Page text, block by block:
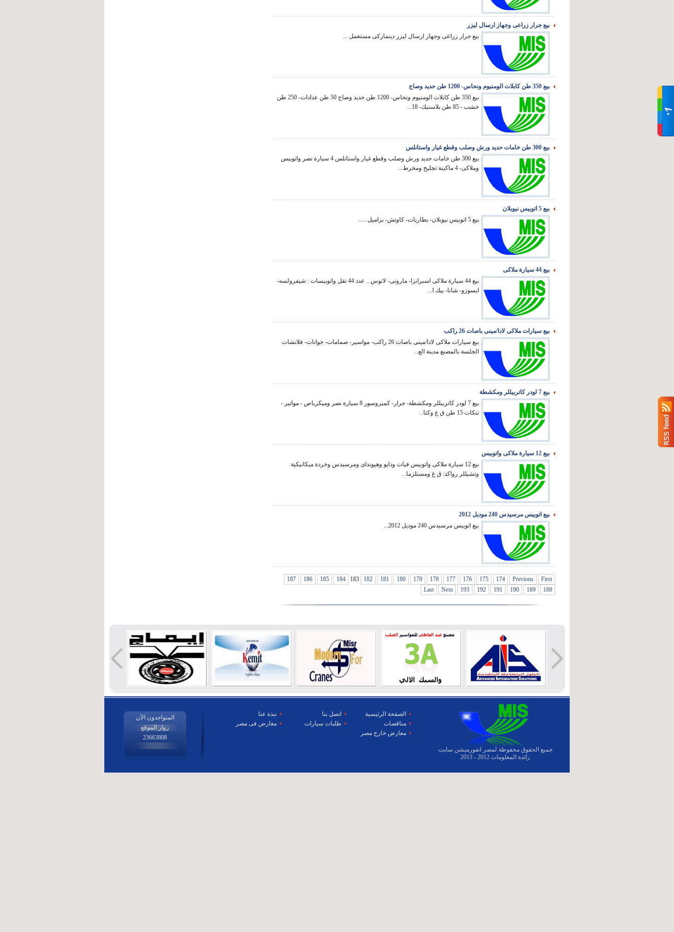
First
Previous
174
175
176
177
178
179
180
181
182
184
185
186
187
188
189
190
191
192
193
Next
Last
بيع جرار زراعى وجهاز ارسال ليزر
بيع جرار زراعى وجهاز ارسال ليزر دينماركى مستعمل ...
بيع 350 طن كابلات الومنيوم ونحاس- 1200 طن حديد وصاج
بيع 350 طن كابلات الومنيوم ونحاس- 1200 طن حديد وصاج 50 طن عدادات- 250 طن
خشب - 85 طن بلاستيك- 18...
بيع 300 طن خامات حديد ورش وصلب وقطع غيار واستانلس
بيع 300 طن خامات حديد ورش وصلب وقطع غيار واستانلس 4 سيارة نصر واتوبيس
وملاكى- 4 ماكينة تجليخ ومخرط...
بيع 5 اتوبيس نيوبلان
بيع 5 اتوبيس نيوبلان- بطاريات- كاوتش- براميل......
بيع 44 سيارة ملاكى
بيع 44 سيارة ملاكى اسبرانزا- ماروتى- لانوس... عدد 44 نقل واتوبيسات : شيفرولسه-
ايسوزو- شانا- بيك ا...
بيع سيارات ملاكى لادا/مينى باصات 26 راكب
بيع سيارات ملاكى لادا/مينى باصات 26 راكب- مواسير- صمامات- جوانات- فلانشات
الجلسة بالمصنع مدينة الع...
بيع 7 لودر كاتربيللر ومكشطة
بيع 7 لودر كاتربيللر ومكشطة- جرار- كمبروسور 8 سيارة نصر وميكرباص - مواتير -
تنكات 15 طن ق غ وكتا...
بيع 12 سيارة ملاكى واتوبيس
بيع 12 سيارة ملاكى واتوبيس فيات ودايو وهيونداى ومرسيدس وخردة ميكانيكية
وتشيللر رواكد: ق غ ومستلزما...
بيع اتوبيس مرسيدس 240 موديل 2012
بيع اتوبيس مرسيدس 240 موديل 2012...
جميع الحقوق محفوظة لمصر انفورميشن سايت
رائدة المعلومات 2012 - 2013
الصفحة الرئيسية اتصل بنا
نبذة عنا
مناقصات
طلبات سيارات
معارض فى مصر
معارض خارج مصر
المتواجدون الآن
زوار الموقع
23663808